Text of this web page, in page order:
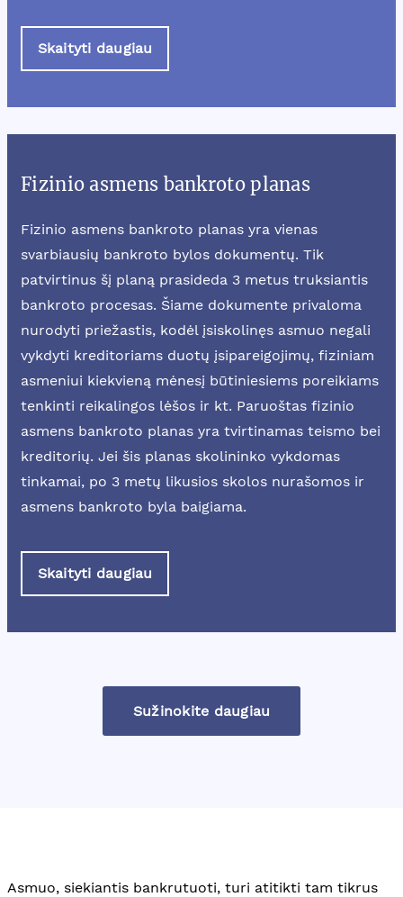
Skaityti daugiau
Fizinio asmens bankroto planas
Fizinio asmens bankroto planas yra vienas
svarbiausių bankroto bylos dokumentų. Tik
patvirtinus šį planą prasideda 3 metus truksiantis
bankroto procesas. Šiame dokumente privaloma
nurodyti priežastis, kodėl įsiskolinęs asmuo negali
vykdyti kreditoriams duotų įsipareigojimų, fiziniam
asmeniui kiekvieną mėnesį būtiniesiems poreikiams
tenkinti reikalingos lėšos ir kt. Paruoštas fizinio
asmens bankroto planas yra tvirtinamas teismo bei
kreditorių. Jei šis planas skolininko vykdomas
tinkamai, po 3 metų likusios skolos nurašomos ir
asmens bankroto byla baigiama.
Skaityti daugiau
Sužinokite daugiau
Asmuo, siekiantis bankrutuoti, turi atitikti tam tikrus